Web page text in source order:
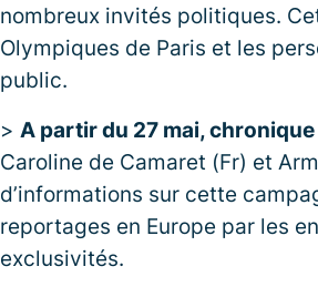
nombreux invités politiques.
Olympiques de Paris et les
public.
> A partir du 27 mai,
Caroline de Camaret (Fr) et
d’informations sur cette
reportages en Europe par les
exclusivités.